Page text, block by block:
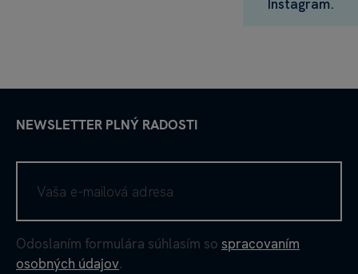
Instagram.
NEWSLETTER PLNÝ RADOSTI
Odoslaním formulára súhlasím so spracovaním
osobných údajov.